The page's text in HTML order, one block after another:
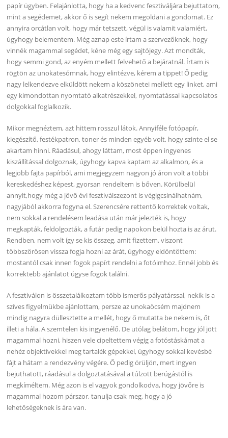
papír ügyben. Felajánlotta, hogy ha a kedvenc fesztiváljára bejuttatom,
mint a segédemet, akkor ő is segít nekem megoldani a gondomat. Ez
annyira orcátlan volt, hogy már tetszett, végül is valamit valamiért,
úgyhogy belementem. Még aznap este írtam a szervezőknek, hogy
vinnék magammal segédet, kéne még egy sajtójegy. Azt mondták,
hogy semmi gond, az enyém mellett felvehető a bejáratnál. Írtam is
rögtön az unokatesómnak, hogy elintézve, kérem a tippet! Ő pedig
nagy lelkendezve elküldött nekem a köszönetei mellett egy linket, ami
egy kimondottan nyomtató alkatrészekkel, nyomtatással kapcsolatos
dolgokkal foglalkozik.
Mikor megnéztem, azt hittem rosszul látok. Annyiféle fotópapír,
kiegészítő, festékpatron, toner és minden egyéb volt, hogy szinte el se
akartam hinni. Ráadásul, ahogy láttam, most éppen ingyenes
kiszállítással dolgoznak, úgyhogy kapva kaptam az alkalmon, és a
legjobb fajta papírból, ami megjegyzem nagyon jó áron volt a többi
kereskedéshez képest, gyorsan rendeltem is bőven. Körülbelül
annyit,hogy még a jövő évi fesztiválszezont is végigcsinálhatnám,
nagyjából akkorra fogyna el. Szerencsére rettentő korrektek voltak,
nem sokkal a rendelésem leadása után már jelezték is, hogy
megkapták, feldolgozták, a futár pedig napokon belül hozta is az árut.
Rendben, nem volt így se kis összeg, amit fizettem, viszont
többszörösen vissza fogja hozni az árát, úgyhogy eldöntöttem:
mostantól csak innen fogok papírt rendelni a fotóimhoz. Ennél jobb és
korrektebb ajánlatot úgyse fogok találni.
A fesztiválon is összetalálkoztam több ismerős pályatárssal, nekik is a
szíves figyelmükbe ajánlottam, persze az unokaöcsém majdnem
mindig nagyra düllesztette a mellét, hogy ő mutatta be nekem is, őt
illeti a hála. A szemtelen kis ingyenélő. De utólag belátom, hogy jól jött
magammal hozni, hiszen vele cipeltettem végig a fotóstáskámat a
nehéz objektívekkel meg tartalék gépekkel, úgyhogy sokkal kevésbé
fájt a hátam a rendezvény végére. Ő pedig örüljön, mert ingyen
bejuthatott, ráadásul a dolgoztatásával a túlzott berúgástól is
megkíméltem. Még azon is el vagyok gondolkodva, hogy jövőre is
magammal hozom párszor, tanulja csak meg, hogy a jó
lehetőségeknek is ára van.